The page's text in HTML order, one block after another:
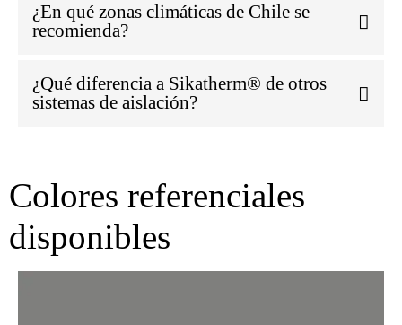
¿En qué zonas climáticas de Chile se
recomienda?
¿Qué diferencia a Sikatherm® de otros
sistemas de aislación?
Colores referenciales
disponibles